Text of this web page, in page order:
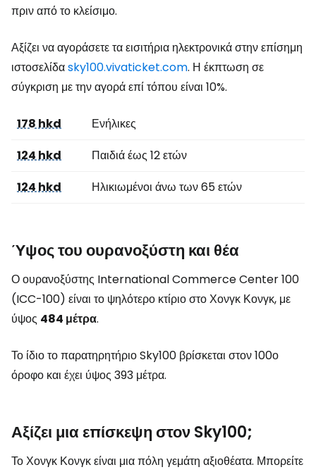
πριν από το κλείσιμο.
Αξίζει να αγοράσετε τα εισιτήρια ηλεκτρονικά στην επίσημη
ιστοσελίδαsky100.vivaticket.com. Η έκπτωση σε
σύγκριση με την αγορά επί τόπου είναι 10%.
178 hkd
Ενήλικες
124 hkd
Παιδιά έως 12 ετών
124 hkd
Ηλικιωμένοι άνω των 65 ετών
Ύψος του ουρανοξύστη και θέα
Ο ουρανοξύστης International Commerce Center 100
(ICC-100) είναι το ψηλότερο κτίριο στο Χονγκ Κονγκ, με
ύψος 484 μέτρα.
Το ίδιο το παρατηρητήριο Sky100 βρίσκεται στον 100ο
όροφο και έχει ύψος 393 μέτρα.
Αξίζει μια επίσκεψη στον Sky100;
Το Χονγκ Κονγκ είναι μια πόλη γεμάτη αξιοθέατα. Μπορείτε